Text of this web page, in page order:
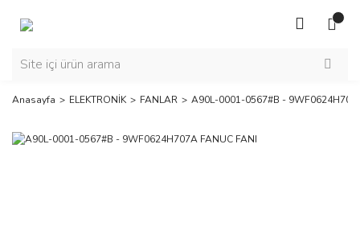
Anasayfa ELEKTRONİK FANLAR A90L-0001-0567#B -